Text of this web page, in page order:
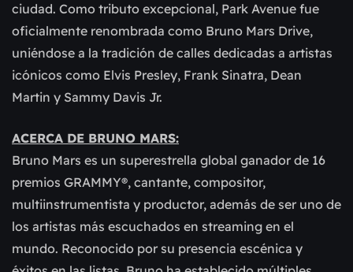
ciudad. Como tributo excepcional, Park Avenue fue
oficialmente renombrada como Bruno Mars Drive,
uniéndose a la tradición de calles dedicadas a artistas
icónicos como Elvis Presley, Frank Sinatra, Dean
Martin y Sammy Davis Jr.
ACERCA DE BRUNO MARS:
Bruno Mars es un superestrella global ganador de 16
premios GRAMMY®, cantante, compositor,
multiinstrumentista y productor, además de ser uno de
los artistas más escuchados en streaming en el
mundo. Reconocido por su presencia escénica y